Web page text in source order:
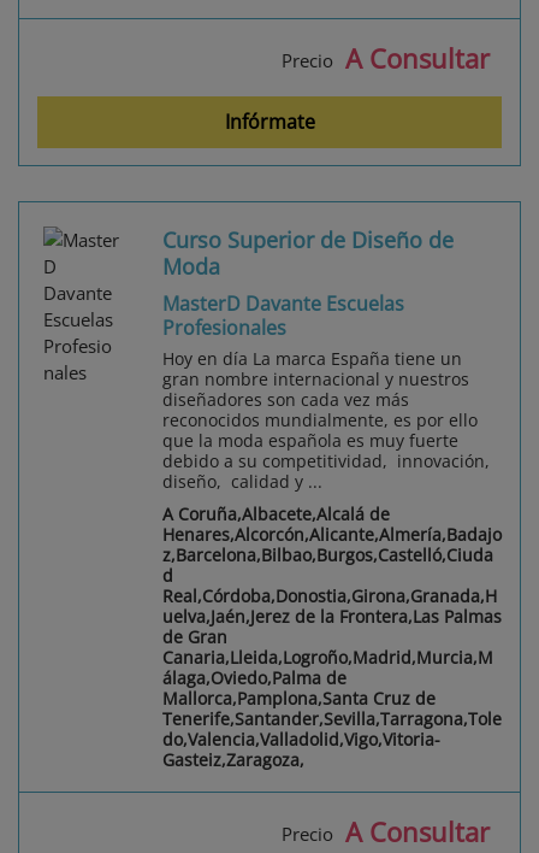
Precio A Consultar
Infórmate
Curso Superior de Diseño de
Moda
MasterD Davante Escuelas
Profesionales
Hoy en día La marca España tiene un
gran nombre internacional y nuestros
diseñadores son cada vez más
reconocidos mundialmente, es por ello
que la moda española es muy fuerte
debido a su competitividad, innovación,
diseño, calidad y ...
A Coruña,Albacete,Alcalá de
Henares,Alcorcón,Alicante,Almería,Badajo
z,Barcelona,Bilbao,Burgos,Castelló,Ciuda
d
Real,Córdoba,Donostia,Girona,Granada,H
uelva,Jaén,Jerez de la Frontera,Las Palmas
de Gran
Canaria,Lleida,Logroño,Madrid,Murcia,M
álaga,Oviedo,Palma de
Mallorca,Pamplona,Santa Cruz de
Tenerife,Santander,Sevilla,Tarragona,Tole
do,Valencia,Valladolid,Vigo,Vitoria-
Gasteiz,Zaragoza,
Precio A Consultar